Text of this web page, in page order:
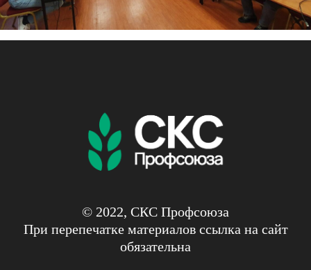
© 2022, СКС Профсоюза
При перепечатке материалов ссылка на сайт
обязательна